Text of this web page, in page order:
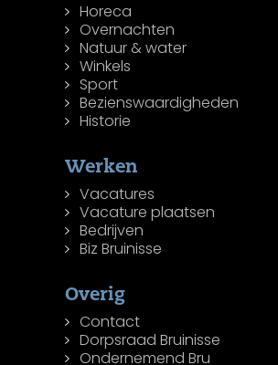
Horeca
Overnachten
Natuur & water
Winkels
Sport
Bezienswaardigheden
Historie
Werken
Vacatures
Vacature plaatsen
Bedrijven
Biz Bruinisse
Overig
Contact
Dorpsraad Bruinisse
Ondernemend Bru